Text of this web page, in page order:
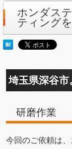
ホンダス
ティング
埼玉県深谷市
研磨作業
今回のご依頼は